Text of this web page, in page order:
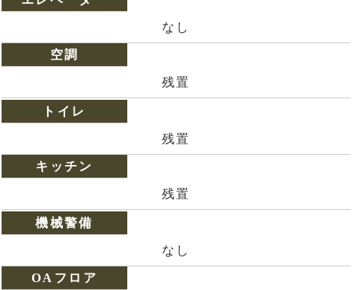
なし
空調
残置
トイレ
残置
キッチン
残置
機械警備
なし
OAフロア